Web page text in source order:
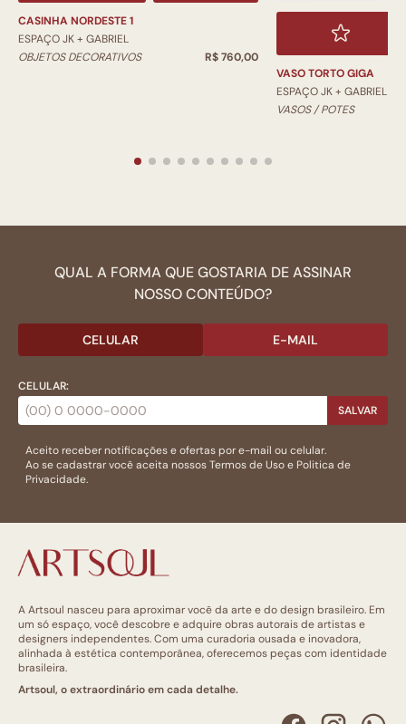
CASINHA NORDESTE 1
ESPAÇO JK + GABRIEL
OBJETOS DECORATIVOS
R$ 760,00
VASO TORTO GIGA
ESPAÇO JK + GABRIEL
VASOS / POTES
QUAL A FORMA QUE GOSTARIA DE ASSINAR
NOSSO CONTEÚDO?
CELULAR E-MAIL
CELULAR:
SALVAR
Aceito receber notificações e ofertas por e-mail ou celular.
Ao se cadastrar você aceita nossosTermos de Usoe Politica de
Privacidade.
A Artsoul nasceu para aproximar você da arte e do design brasileiro. Em
um só espaço, você descobre e adquire obras autorais de artistas e
designers independentes. Com uma curadoria ousada e inovadora,
alinhada à estética contemporânea, oferecemos peças com identidade
brasileira.
Artsoul, o extraordinário em cada detalhe.